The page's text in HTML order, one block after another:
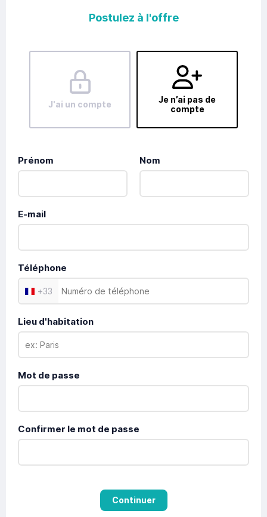
Postulez à l'offre
J'ai un compte
Je n’ai pas de
compte
Prénom Nom
E-mail
Téléphone
+33
Lieu d'habitation
Mot de passe
Confirmer le mot de passe
Continuer